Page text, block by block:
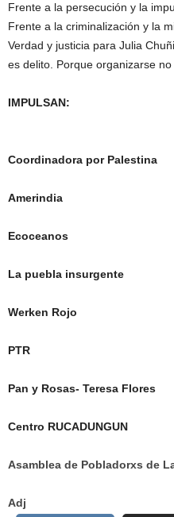
Frente a la persecución y la
Frente a la criminalización y la
Verdad y justicia para Julia
es delito. Porque organizarse no
IMPULSAN:
Coordinadora por Palestina
Amerindia
Ecoceanos
La puebla insurgente
Werken Rojo
PTR
Pan y Rosas- Teresa Flores
Centro RUCADUNGUN
Asamblea de Pobladorxs de
Adj